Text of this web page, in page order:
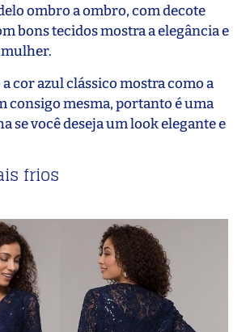
ombro a ombro, com decote
bons tecidos mostra a elegância e
cor azul clássico mostra como a
consigo mesma, portanto é uma
se você deseja um look elegante e
frios